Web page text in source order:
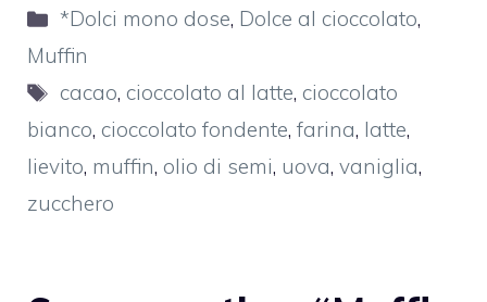
Categorie
*Dolci mono dose, Dolce al cioccolato,
Muffin
Tag
cacao, cioccolato al latte, cioccolato
bianco, cioccolato fondente, farina, latte,
lievito, muffin, olio di semi, uova, vaniglia,
zucchero